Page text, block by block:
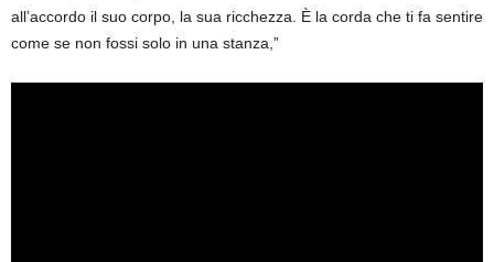
all’accordo il suo corpo, la sua ricchezza. È la corda che ti fa sentire
come se non fossi solo in una stanza,”